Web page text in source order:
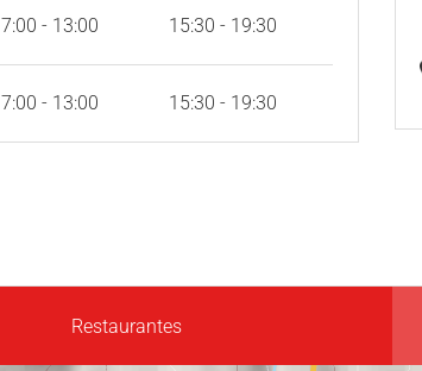
7:00 - 13:00 15:30 - 19:30
7:00 - 13:00 15:30 - 19:30
Restaurantes